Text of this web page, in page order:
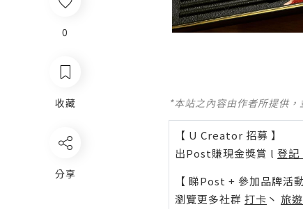
0
收藏
分享
*本站之內容由作者所提供
【 U Creator 招募 】
出Post賺現金獎賞 l 登記
【 睇Post + 參加品牌活動
瀏覽更多社群 打卡 丶 旅遊